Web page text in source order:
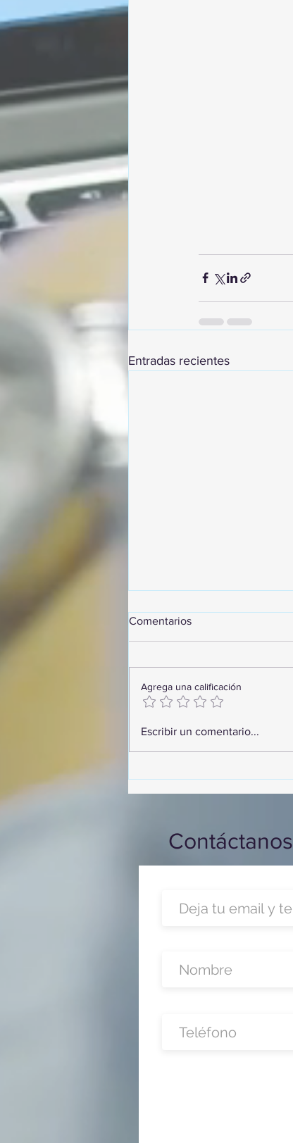
Entradas recientes
¡Arte, Vino y las Mejores
Comentarios
Agrega una calificación
Escribir un comentario...
Contáctanos